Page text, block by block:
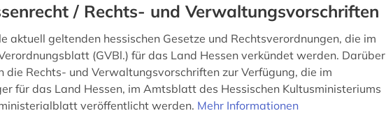
/ Rechts- und Verwaltungsvorschriften
aktuell geltenden hessischen Gesetze und Rechtsverordnungen, die im
(GVBl.) für das Land Hessen verkündet werden. Darüber
die Rechts- und Verwaltungsvorschriften zur Verfügung, die im
für das Land Hessen, im Amtsblatt des Hessischen Kultusministeriums
veröffentlicht werden. Mehr Informationen